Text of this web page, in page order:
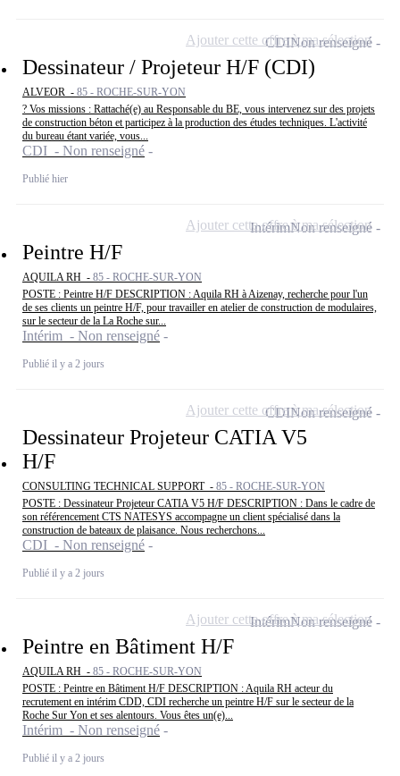
Dessinateur / Projeteur H/F (CDI)
ALVEOR - 85 - ROCHE-SUR-YON
? Vos missions : Rattaché(e) au Responsable du BE, vous intervenez sur des projets
de construction béton et participez à la production des études techniques. L'activité
du bureau étant variée, vous...
CDI - Non renseigné
Publié hier
CDINon renseigné
Ajouter cette offre à ma sélection
Peintre H/F
AQUILA RH - 85 - ROCHE-SUR-YON
POSTE : Peintre H/F DESCRIPTION : Aquila RH à Aizenay, recherche pour l'un
de ses clients un peintre H/F, pour travailler en atelier de construction de modulaires,
sur le secteur de la La Roche sur...
Intérim - Non renseigné
Publié il y a 2 jours
IntérimNon renseigné
Ajouter cette offre à ma sélection
Dessinateur Projeteur CATIA V5
H/F
CONSULTING TECHNICAL SUPPORT - 85 - ROCHE-SUR-YON
POSTE : Dessinateur Projeteur CATIA V5 H/F DESCRIPTION : Dans le cadre de
son référencement CTS NATESYS accompagne un client spécialisé dans la
construction de bateaux de plaisance. Nous recherchons...
CDI - Non renseigné
Publié il y a 2 jours
CDINon renseigné
Ajouter cette offre à ma sélection
Peintre en Bâtiment H/F
AQUILA RH - 85 - ROCHE-SUR-YON
POSTE : Peintre en Bâtiment H/F DESCRIPTION : Aquila RH acteur du
recrutement en intérim CDD, CDI recherche un peintre H/F sur le secteur de la
Roche Sur Yon et ses alentours. Vous êtes un(e)...
Intérim - Non renseigné
Publié il y a 2 jours
IntérimNon renseigné
Ajouter cette offre à ma sélection